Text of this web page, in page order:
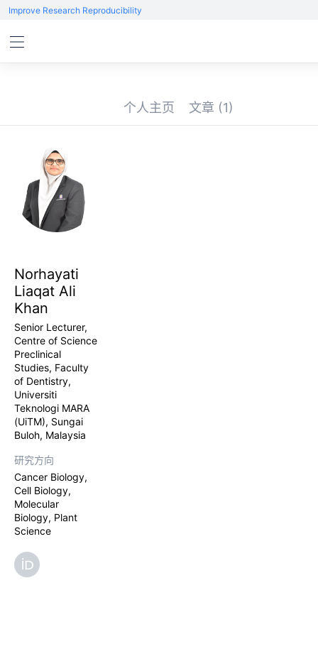
Improve Research Reproducibility
个人主页 文章 (1)
Norhayati
Liaqat Ali
Khan
Senior Lecturer,
Centre of Science
Preclinical
Studies, Faculty
of Dentistry,
Universiti
Teknologi MARA
(UiTM), Sungai
Buloh, Malaysia
研究方向
Cancer Biology,
Cell Biology,
Molecular
Biology, Plant
Science